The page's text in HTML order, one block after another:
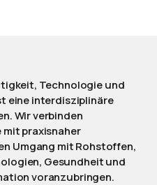
Technologie und
eine interdisziplinäre
Wir verbinden
praxisnaher
Umgang mit Rohstoffen,
Gesundheit und
voranzubringen.